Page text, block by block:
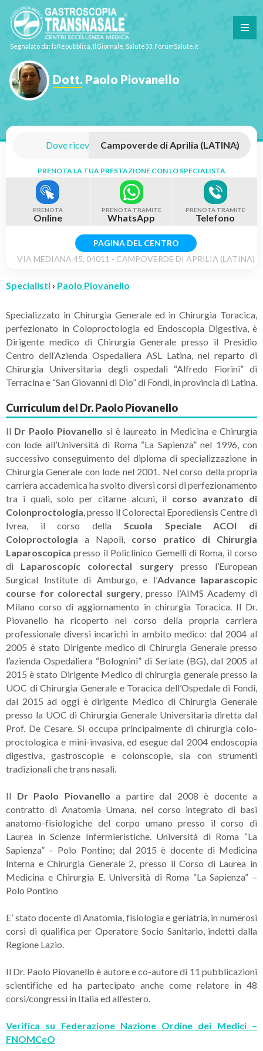
Segnalato da: laRepubblica, IlGiornale, Salute33, ForumSalute.it
Dott. Paolo Piovanello
Dove riceve:
PRENOTA LA TUA PRESTAZIONE CON LO SPECIALISTA
PRENOTA
Online
PRENOTA TRAMITE
WhatsApp
PRENOTA TRAMITE
Telefono
PAGINA DEL CENTRO
VIA MEDIANA 45, 04011 - CAMPOVERDE DI APRILIA (LATINA)
Specialisti › Paolo Piovanello
Specializzato in Chirurgia Generale ed in Chirurgia Toracica,
perfezionato in Coloproctologia ed Endoscopia Digestiva, è
Dirigente medico di Chirurgia Generale presso il Presidio
Centro dell’Azienda Ospedaliera ASL Latina, nel reparto di
Chirurgia Universitaria degli ospedali “Alfredo Fiorini” di
Terracina e “San Giovanni di Dio” di Fondi, in provincia di Latina.
Curriculum del Dr. Paolo Piovanello
Il Dr Paolo Piovanello si è laureato in Medicina e Chirurgia
con lode all’Università di Roma “La Sapienza” nel 1996, con
successivo conseguimento del diploma di specializzazione in
Chirurgia Generale con lode nel 2001. Nel corso della propria
carriera accademica ha svolto diversi corsi di perfezionamento
tra i quali, solo per citarne alcuni, il corso avanzato di
Colonproctologia, presso il Colorectal Eporediensis Centre di
Ivrea, il corso della Scuola Speciale ACOI di
Coloproctologia a Napoli, corso pratico di Chirurgia
Laparoscopica presso il Policlinico Gemelli di Roma, il corso
di Laparoscopic colorectal surgerypresso l’European
Surgical Institute di Amburgo, e l’Advance laparascopic
course for colorectal surgery, presso l’AIMS Academy di
Milano corso di aggiornamento in chirurgia Toracica. Il Dr.
Piovanello ha ricoperto nel corso della propria carriera
professionale diversi incarichi in ambito medico: dal 2004 al
2005 è stato Dirigente medico di Chirurgia Generale presso
l’azienda Ospedaliera “Bolognini” di Seriate (BG), dal 2005 al
2015 è stato Dirigente Medico di chirurgia generale presso la
UOC di Chirurgia Generale e Toracica dell’Ospedale di Fondi,
dal 2015 ad oggi è dirigente Medico di Chirurgia Generale
presso la UOC di Chirurgia Generale Universitaria diretta dal
Prof. De Cesare. Si occupa principalmente di chirurgia colo-
proctologica e mini-invasiva, ed esegue dal 2004 endoscopia
digestiva, gastroscopie e colonscopie, sia con strumenti
tradizionali che trans nasali.
Il Dr Paolo Piovanello a partire dal 2008 è docente a
contratto di Anatomia Umana, nel corso integrato di basi
anatomo-fisiologiche del corpo umano presso il corso di
Laurea in Scienze Infermieristiche. Università di Roma “La
Sapienza” – Polo Pontino; dal 2015 è docente di Medicina
Interna e Chirurgia Generale 2, presso il Corso di Laurea in
Medicina e Chirurgia E. Università di Roma “La Sapienza” –
Polo Pontino
E’ stato docente di Anatomia, fisiologia e geriatria, in numerosi
corsi di qualifica per Operatore Socio Sanitario, indetti dalla
Regione Lazio.
Il Dr. Paolo Piovanello è autore e co-autore di 11 pubblicazioni
scientifiche ed ha partecipato anche come relatore in 48
corsi/congressi in Italia ed all’estero.
Verifica su Federazione Nazione Ordine dei Medici –
FNOMCeO